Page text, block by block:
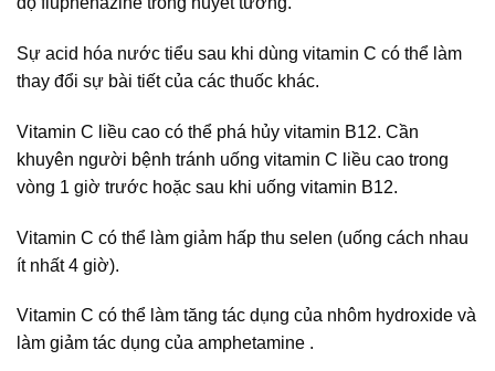
Sự acid hóa nước tiểu sau khi dùng vitamin C có thể làm
thay đổi sự bài tiết của các thuốc khác.
Vitamin C liều cao có thể phá hủy vitamin B12. Cần
khuyên người bệnh tránh uống vitamin C liều cao trong
vòng 1 giờ trước hoặc sau khi uống vitamin B12.
Vitamin C có thể làm giảm hấp thu selen (uống cách nhau
ít nhất 4 giờ).
Vitamin C có thể làm tăng tác dụng của nhôm hydroxide và
làm giảm tác dụng của amphetamine .